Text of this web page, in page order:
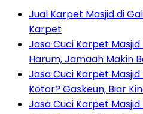
Jual Karpet Masjid di
Karpet
Jasa Cuci Karpet Masjid
Harum, Jamaah Makin
Jasa Cuci Karpet
Kotor? Gaskeun, Biar
Jasa Cuci Karpet